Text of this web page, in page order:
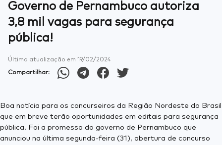
Governo de Pernambuco autoriza
3,8 mil vagas para segurança
pública!
Última atualização em 19/02/2024
Compartilhar:
Boa notícia para os concurseiros da Região Nordeste do Brasil
que em breve terão oportunidades em editais para segurança
pública. Foi a promessa do governo de Pernambuco que
anunciou na última segunda-feira (31), abertura de concurso